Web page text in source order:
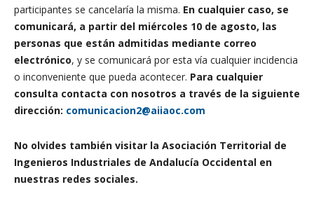
participantes se cancelaría la misma. En cualquier caso, se
comunicará, a partir del miércoles 10 de agosto, las
personas que están admitidas mediante correo
electrónico, y se comunicará por esta vía cualquier incidencia
o inconveniente que pueda acontecer. Para cualquier
consulta contacta con nosotros a través de la siguiente
dirección: comunicacion2@aiiaoc.com
No olvides también visitar la Asociación Territorial de
Ingenieros Industriales de Andalucía Occidental en
nuestras redes sociales.